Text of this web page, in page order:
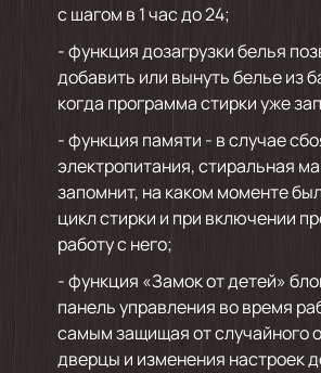
с шагом в 1 час до 24;
- функция дозагрузки белья
добавить или вынуть белье из
когда программа стирки уже
- функция памяти - в случае
электропитания, стиральная
запомнит, на каком моменте
цикл стирки и при включении
работу с него;
- функция «Замок от детей»
панель управления во время
самым защищая от случайного
дверцы и изменения настроек